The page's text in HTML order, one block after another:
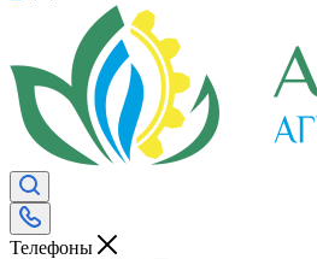
Телефоны